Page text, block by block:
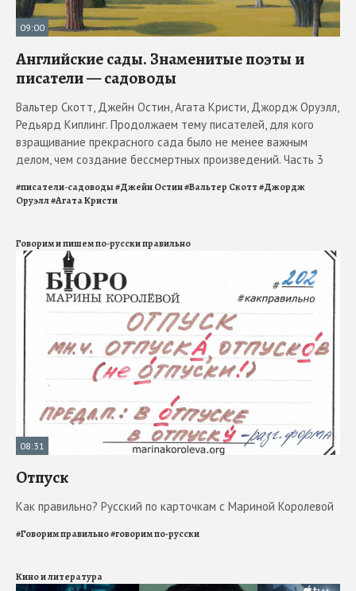
09:00
Английские сады. Знаменитые поэты и
писатели — садоводы
Вальтер Скотт, Джейн Остин, Агата Кристи, Джордж Оруэлл,
Редьярд Киплинг. Продолжаем тему писателей, для кого
взращивание прекрасного сада было не менее важным
делом, чем создание бессмертных произведений. Часть 3
#писатели-садоводы#Джейн Остин#Вальтер Скотт#Джордж
Оруэлл#Агата Кристи
Говорим и пишем по-русски правильно
08:31
Отпуск
Как правильно? Русский по карточкам с Мариной Королевой
#Говорим правильно#говорим по-русски
Кино и литература